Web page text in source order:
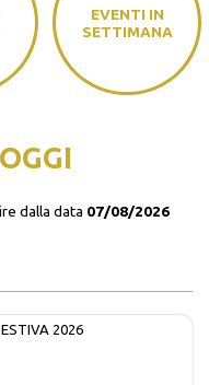
EVENTI IN
SETTIMANA
dalla data 07/08/2026
2026